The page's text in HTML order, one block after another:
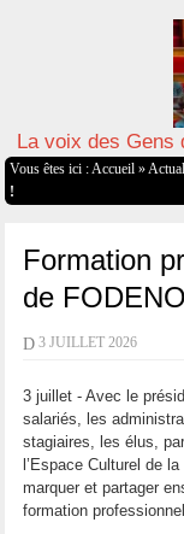
La voix des Gens
Vous êtes ici : Accueil »
!
Formation
de
D 3 JUILLET 2026
3 juillet - Avec le
salariés, les
stagiaires, les élus,
l’Espace Culturel de
marquer et partager
formation